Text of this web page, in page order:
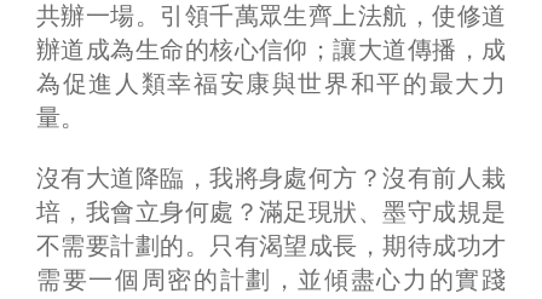
共辦一場。引領千萬眾生齊上法航，使修道
辦道成為生命的核心信仰；讓大道傳播，成
為促進人類幸福安康與世界和平的最大力
量。
沒有大道降臨，我將身處何方？沒有前人栽
培，我會立身何處？滿足現狀、墨守成規是
不需要計劃的。只有渴望成長，期待成功才
需要一個周密的計劃，並傾盡心力的實踐